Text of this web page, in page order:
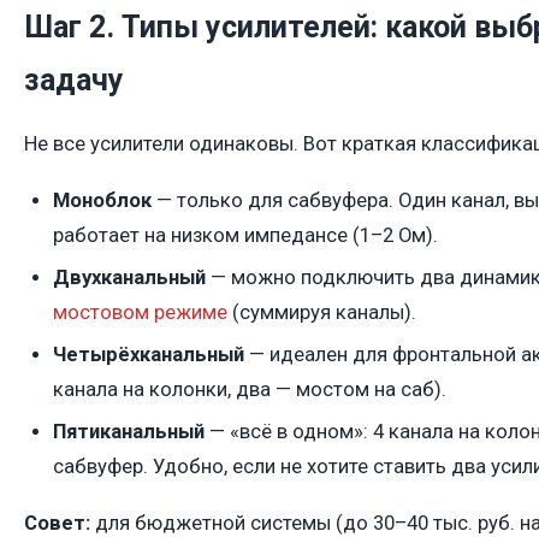
Шаг 2. Типы усилителей: какой
задачу
Не все усилители одинаковы. Вот краткая
Моноблок — только для сабвуфера. Один канал,
работает на низком импедансе (1–2 Ом).
Двухканальный — можно подключить два
мостовом режиме (суммируя каналы).
Четырёхканальный — идеален для фронтальной
канала на колонки, два — мостом на саб).
Пятиканальный — «всё в одном»: 4 канала на
сабвуфер. Удобно, если не хотите ставить два
Совет: для бюджетной системы (до 30–40 тыс. руб.